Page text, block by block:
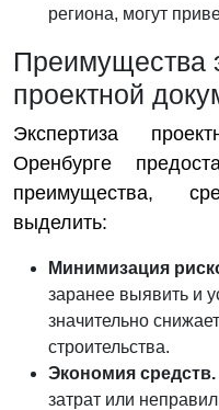
региона, могут
Преимущества
проектной
Экспертиза
Оренбурге
преимущества,
выделить:
Минимизация
заранее выявить и
значительно
строительства.
Экономия средств.
затрат или